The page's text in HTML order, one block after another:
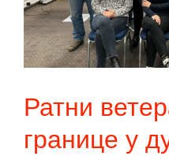
Ратни
границе у